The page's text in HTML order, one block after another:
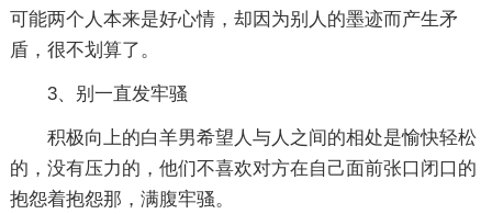
可能两个人本来是好心情，却因为别人的墨迹而产生矛
盾，很不划算了。
3、别一直发牢骚
积极向上的白羊男希望人与人之间的相处是愉快轻松
的，没有压力的，他们不喜欢对方在自己面前张口闭口的
抱怨着抱怨那，满腹牢骚。